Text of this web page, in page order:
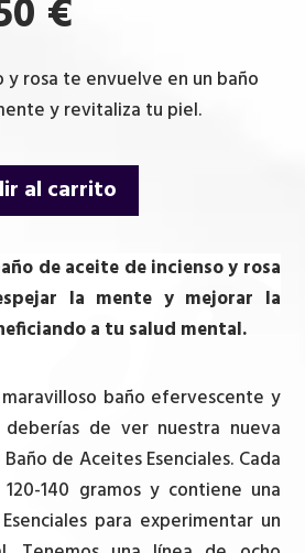
€.
€
actual
es:
5,50 €.
y rosa te envuelve en un baño
y revitaliza tu piel.
al carrito
de aceite de incienso y rosa
la mente y mejorar la
a tu salud mental.
baño efervescente y
de ver nuestra nueva
de Aceites Esenciales. Cada
140 gramos y contiene una
para experimentar un